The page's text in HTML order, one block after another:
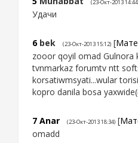
(23-Окт-2013
Удачи
6 bek (23-Окт-2013 15:12) [
zooor qoyil omad Gulnora
tvnmarkaz forumtv ntt
korsatiwmsyati...wular
kopro danila bosa
7 Anar (23-Окт-2013 18:34) [
omadd